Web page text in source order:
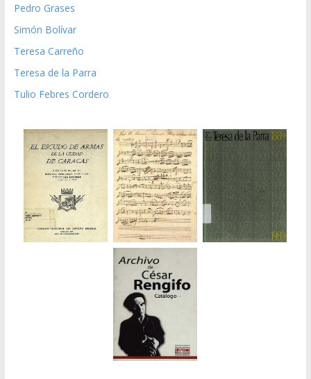
Pedro Grases
Simón Bolívar
Teresa Carreño
Teresa de la Parra
Tulio Febres Cordero